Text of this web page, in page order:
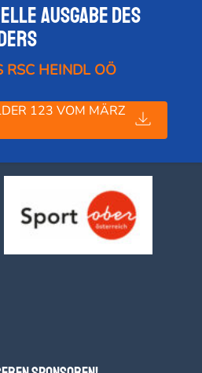
Ausgabe des
RSC HEINDL OÖ
123 VOM MÄRZ